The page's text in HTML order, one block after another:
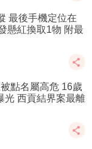
最後手機定位在
懸紅換取1物 附最
點名屬高危 16歲
光 西貢結界案最離